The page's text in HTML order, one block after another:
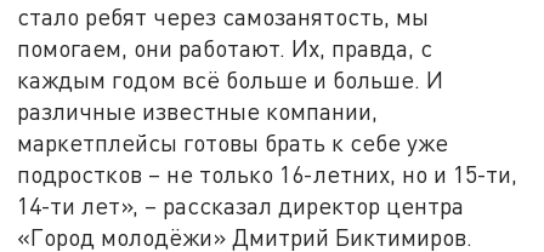
стало ребят через самозанятость, мы
помогаем, они работают. Их, правда, с
каждым годом всё больше и больше. И
различные известные компании,
маркетплейсы готовы брать к себе уже
подростков – не только 16-летних, но и 15-ти,
14-ти лет», – рассказал директор центра
«Город молодёжи» Дмитрий Биктимиров.